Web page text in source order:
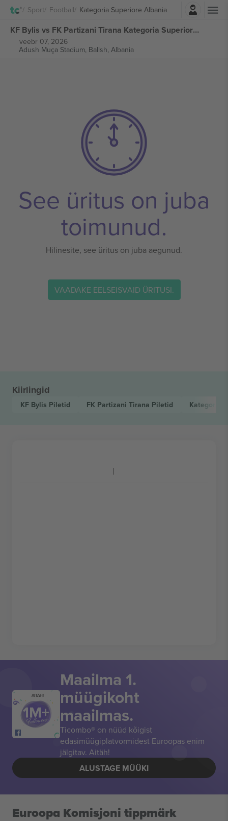
Sport Football Kategoria Superiore Albania
Logi sisse
KF Bylis vs FK Partizani Tirana Kategoria Superiore Albania piletid
veebr 07, 2026
Adush Muça Stadium, Ballsh, Albania
See üritus on juba
toimunud.
Hilinesite, see üritus on juba aegunud.
VAADAKE EELSEISVAID ÜRITUSI.
Kiirlingid
KF Bylis Piletid FK Partizani Tirana Piletid Kategoria
AITÄH!
Maailma 1.
müügikoht
maailmas.
Ticombo® on nüüd kõigist
edasimüügiplatvormidest Euroopas enim
jälgitav. Aitäh!
ALUSTAGE MÜÜKI
Euroopa Komisjoni tippmärk